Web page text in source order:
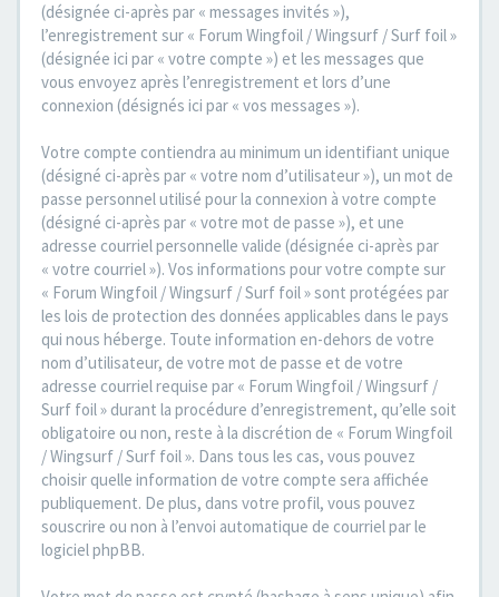
(désignée ci-après par « messages invités »),
l’enregistrement sur « Forum Wingfoil / Wingsurf / Surf foil »
(désignée ici par « votre compte ») et les messages que
vous envoyez après l’enregistrement et lors d’une
connexion (désignés ici par « vos messages »).
Votre compte contiendra au minimum un identifiant unique
(désigné ci-après par « votre nom d’utilisateur »), un mot de
passe personnel utilisé pour la connexion à votre compte
(désigné ci-après par « votre mot de passe »), et une
adresse courriel personnelle valide (désignée ci-après par
« votre courriel »). Vos informations pour votre compte sur
« Forum Wingfoil / Wingsurf / Surf foil » sont protégées par
les lois de protection des données applicables dans le pays
qui nous héberge. Toute information en-dehors de votre
nom d’utilisateur, de votre mot de passe et de votre
adresse courriel requise par « Forum Wingfoil / Wingsurf /
Surf foil » durant la procédure d’enregistrement, qu’elle soit
obligatoire ou non, reste à la discrétion de « Forum Wingfoil
/ Wingsurf / Surf foil ». Dans tous les cas, vous pouvez
choisir quelle information de votre compte sera affichée
publiquement. De plus, dans votre profil, vous pouvez
souscrire ou non à l’envoi automatique de courriel par le
logiciel phpBB.